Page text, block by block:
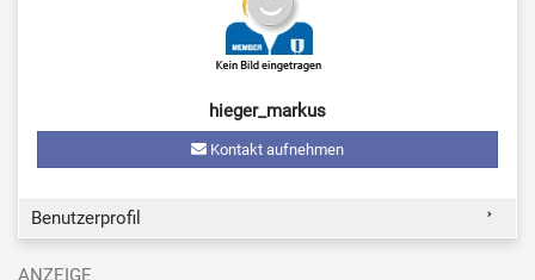
hieger_markus
Kontakt aufnehmen
Benutzerprofil